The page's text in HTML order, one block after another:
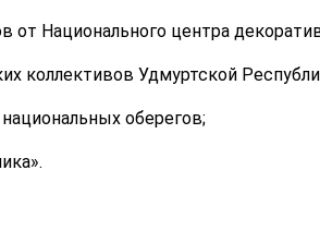
Национального центра
коллективов Удмуртской
оберегов;